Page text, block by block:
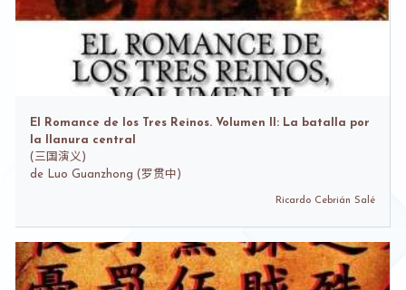
El Romance de los Tres Reinos. Volumen II: La batalla por
la llanura central
( 三国演义)
de Luo Guanzhong (罗贯中)
Ricardo Cebrián Salé